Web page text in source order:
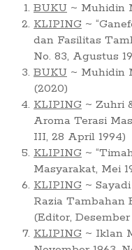
BUKU ~ Muhidin
KLIPING ~
dan Fasilitas
No. 83, Agustus
BUKU ~ Muhidin
(2020)
KLIPING ~ Zuhri
Aroma Terasi
III, 28 April 1994)
KLIPING ~
Masyarakat, Mei
KLIPING ~
Razia Tambahan
(Editor, Desember
KLIPING ~ Iklan